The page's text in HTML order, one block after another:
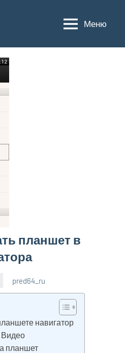
Меню
планшет в
pred64_ru
навигатор
Видео
планшет